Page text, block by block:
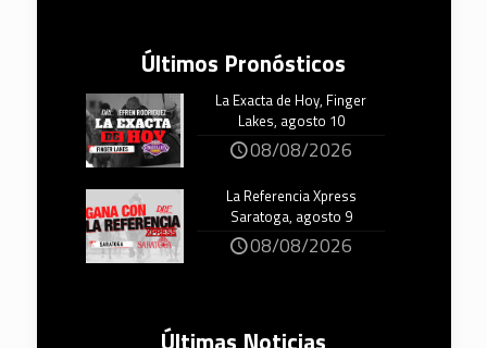
Últimos Pronósticos
La Exacta de Hoy, Finger
Lakes, agosto 10
08/08/2026
La Referencia Xpress
Saratoga, agosto 9
08/08/2026